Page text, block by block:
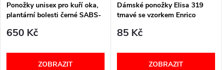
Ponožky unisex pro kuří oka,
plantární bolesti černé SABS-
650 Kč
ZOBRAZIT
Dámské ponožky Elisa 319
tmavé se vzorkem Enrico
85 Kč
ZOBRAZIT